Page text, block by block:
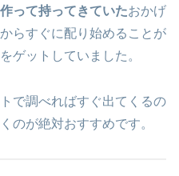
って持ってきていたおかげ
らすぐに配り始めることが
ゲットしていました。
で調べればすぐ出てくるの
のが絶対おすすめです。